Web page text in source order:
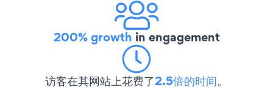
200% growth in engagement
访客在其网站上花费了2.5倍的时间。